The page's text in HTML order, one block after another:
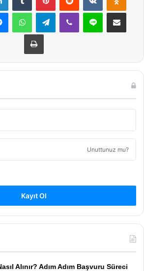
MessengerWhatsAppTelegramViber Line E-Posta ile
Yazdır
Unuttunuz mu?
Kayıt Ol
Alınır? Adım Adım Başvuru Süreci